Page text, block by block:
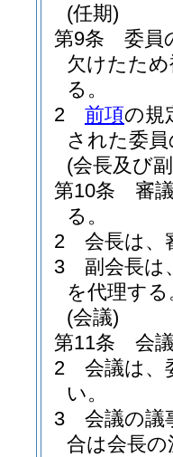
(任期)
第9条
委員
欠けたた
る。
2
前項の規
された委
(会長及び
第10条
審
る。
2
会長は、
3
副会長は
を代理する
(会議)
第11条
会
2
会議は、
い。
3
会議の議
合は会長